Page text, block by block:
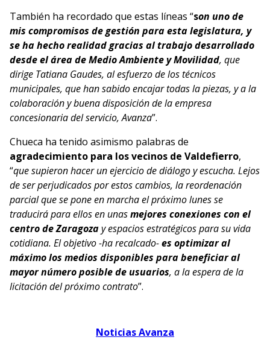
También ha recordado que estas líneas “son uno de
mis compromisos de gestión para esta legislatura, y
se ha hecho realidad gracias al trabajo desarrollado
desde el área de Medio Ambiente y Movilidad, que
dirige Tatiana Gaudes, al esfuerzo de los técnicos
municipales, que han sabido encajar todas la piezas, y a la
colaboración y buena disposición de la empresa
concesionaria del servicio, Avanza”.
Chueca ha tenido asimismo palabras de
agradecimiento para los vecinos de Valdefierro,
“que supieron hacer un ejercicio de diálogo y escucha. Lejos
de ser perjudicados por estos cambios, la reordenación
parcial que se pone en marcha el próximo lunes se
traducirá para ellos en unasmejores conexiones con el
centro de Zaragozay espacios estratégicos para su vida
cotidiana. El objetivo -ha recalcado-es optimizar al
máximo los medios disponibles para beneficiar al
mayor número posible de usuarios, a la espera de la
licitación del próximo contrato”.
Noticias Avanza